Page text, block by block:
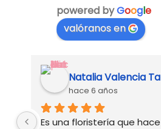
powered byGoogle
valóranos en
Natalia Valencia
hace 6 años
Es una floristería que